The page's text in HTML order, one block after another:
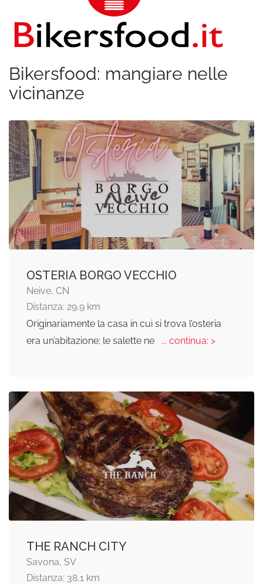
Bikersfood: mangiare nelle
vicinanze
OSTERIA BORGO VECCHIO
Neive, CN
Distanza: 29,9 km
Originariamente la casa in cui si trova l’osteria
era un’abitazione; le salette ne
... continua: >
THE RANCH CITY
Savona, SV
Distanza: 38,1 km